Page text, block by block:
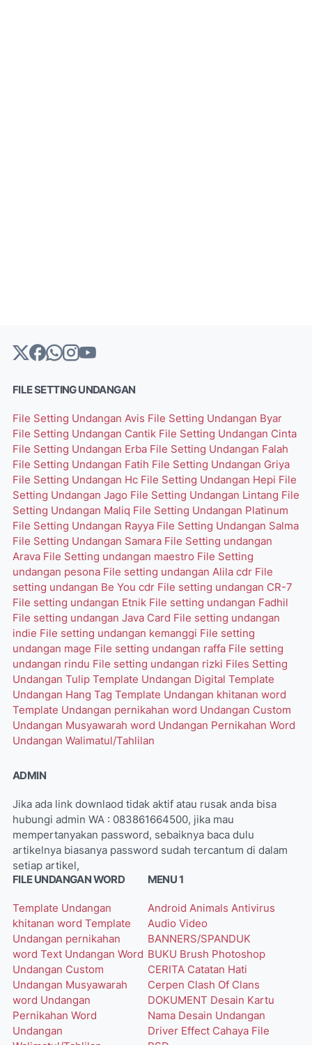
FILE SETTING UNDANGAN
File Setting Undangan Avis File Setting Undangan Byar
File Setting Undangan Cantik File Setting Undangan Cinta
File Setting Undangan Erba File Setting Undangan Falah
File Setting Undangan Fatih File Setting Undangan Griya
File Setting Undangan Hc File Setting Undangan Hepi File
Setting Undangan Jago File Setting Undangan Lintang File
Setting Undangan Maliq File Setting Undangan Platinum
File Setting Undangan Rayya File Setting Undangan Salma
File Setting Undangan Samara File Setting undangan
Arava File Setting undangan maestro File Setting
undangan pesona File setting undangan Alila cdr File
setting undangan Be You cdr File setting undangan CR-7
File setting undangan Etnik File setting undangan Fadhil
File setting undangan Java Card File setting undangan
indie File setting undangan kemanggi File setting
undangan mage File setting undangan raffa File setting
undangan rindu File setting undangan rizki Files Setting
Undangan Tulip Template Undangan Digital Template
Undangan Hang Tag Template Undangan khitanan word
Template Undangan pernikahan word Undangan Custom
Undangan Musyawarah word Undangan Pernikahan Word
Undangan Walimatul/Tahlilan
ADMIN
Jika ada link downlaod tidak aktif atau rusak anda bisa
hubungi admin WA : 083861664500, jika mau
mempertanyakan password, sebaiknya baca dulu
artikelnya biasanya password sudah tercantum di dalam
setiap artikel,
FILE UNDANGAN WORD
Template Undangan
khitanan word Template
Undangan pernikahan
word Text Undangan Word
Undangan Custom
Undangan Musyawarah
word Undangan
Pernikahan Word
Undangan
MENU 1
Android Animals Antivirus
Audio Video
BANNERS/SPANDUK
BUKU Brush Photoshop
CERITA Catatan Hati
Cerpen Clash Of Clans
DOKUMENT Desain Kartu
Nama Desain Undangan
Driver Effect Cahaya File